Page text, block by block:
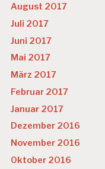
August 2017
Juli 2017
Juni 2017
Mai 2017
März 2017
Februar 2017
Januar 2017
Dezember 2016
November 2016
Oktober 2016